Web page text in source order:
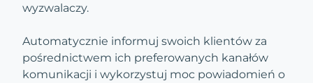
wyzwalaczy.
Automatycznie informuj swoich klientów za
pośrednictwem ich preferowanych kanałów
komunikacji i wykorzystuj moc powiadomień o